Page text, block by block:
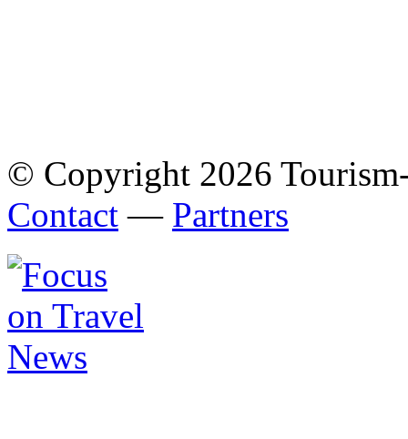
© Copyright 2026
Contact — Partners